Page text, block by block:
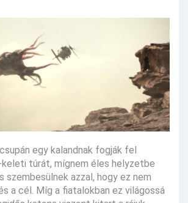
egy kalandnak fogják fel
keleti túrát, mígnem éles helyzetbe
szembesülnek azzal, hogy ez nem
a cél. Míg a fiatalokban ez világossá